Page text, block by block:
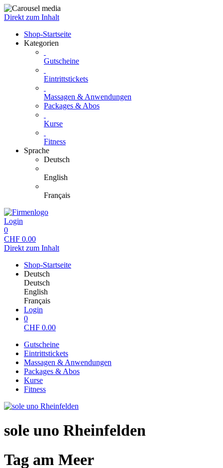
Direkt zum Inhalt
Shop-Startseite
Kategorien
Gutscheine
Eintrittstickets
Massagen & Anwendungen
Packages & Abos
Kurse
Fitness
Sprache
Deutsch
English
Français
Login
0
CHF 0.00
Direkt zum Inhalt
Shop-Startseite
Deutsch
Deutsch
English
Français
Login
0
CHF 0.00
Gutscheine
Eintrittstickets
Massagen & Anwendungen
Packages & Abos
Kurse
Fitness
sole uno Rheinfelden
Tag am Meer